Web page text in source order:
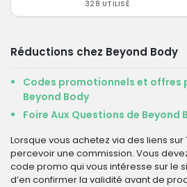
328 UTILISÉ
Réductions chez Beyond Body
Codes promotionnels et offres
Beyond Body
Foire Aux Questions de Beyond
Lorsque vous achetez via des liens sur
percevoir une commission. Vous
code promo qui vous intéresse sur le
d’en confirmer la validité avant de